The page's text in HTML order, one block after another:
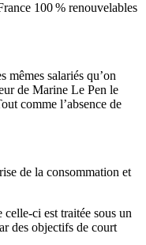
100 % renouvelables
mêmes salariés qu’on
de Marine Le Pen le
comme l’absence de
de la consommation et
ci est traitée sous un
des objectifs de court